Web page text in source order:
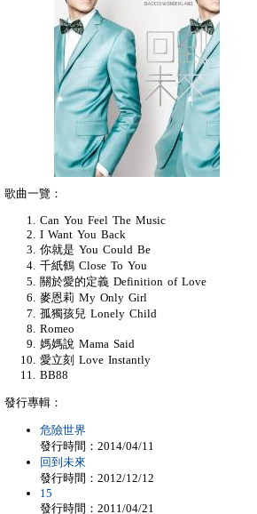
歌曲一覽：
Can You Feel The Music
I Want You Back
你就是 You Could Be
千紙鶴 Close To You
關於愛的定義 Definition of Love
麥恩莉 My Only Girl
孤獨孩兒 Lonely Child
Romeo
媽媽說 Mama Said
愛立刻 Love Instantly
BB88
發行專輯：
危險世界
發行時間：2014/04/11
回到未來
發行時間：2012/12/12
15
發行時間：2011/04/21